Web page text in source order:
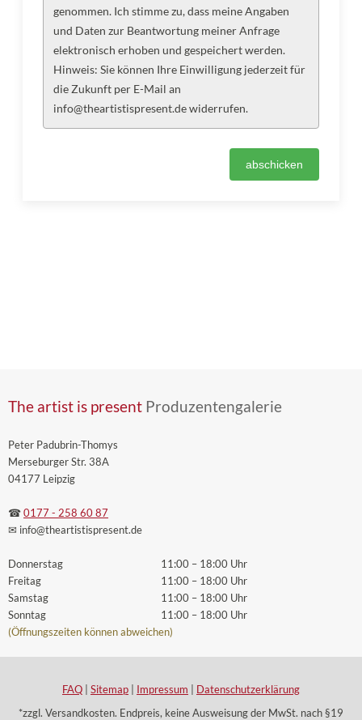
genommen. Ich stimme zu, dass meine Angaben
und Daten zur Beantwortung meiner Anfrage
elektronisch erhoben und gespeichert werden.
Hinweis: Sie können Ihre Einwilligung jederzeit für
die Zukunft per E-Mail an
info@theartistispresent.de widerrufen.
The artist is present Produzentengalerie
Peter Padubrin-Thomys
Merseburger Str. 38A
04177 Leipzig
☎ 0177 - 258 60 87
✉ info@theartistispresent.de
Donnerstag
Freitag
Samstag
Sonntag
11:00 – 18:00 Uhr
11:00 – 18:00 Uhr
11:00 – 18:00 Uhr
11:00 – 18:00 Uhr
(Öffnungszeiten können abweichen)
FAQ Sitemap Impressum
Datenschutzerklärung
*zzgl. Versandkosten. Endpreis, keine Ausweisung der MwSt. nach §19